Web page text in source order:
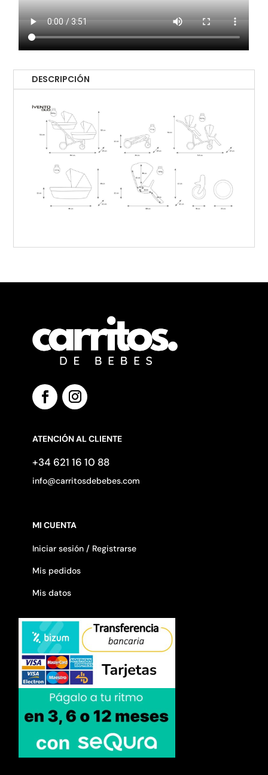
DESCRIPCIÓN
ATENCIÓN AL CLIENTE
+34 621 16 10 88
info@carritosdebebes.com
MI CUENTA
Iniciar sesión / Registrarse
Mis pedidos
Mis datos